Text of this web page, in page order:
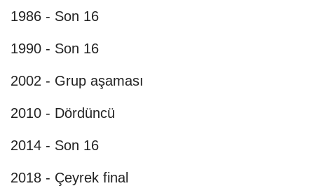
1986 - Son 16
1990 - Son 16
2002 - Grup aşaması
2010 - Dördüncü
2014 - Son 16
2018 - Çeyrek final